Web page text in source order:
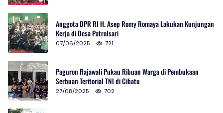
Anggota DPR RI H. Asep Romy Romaya Lakukan Kunjungan
Kerja di Desa Patrolsari
07/06/2025 721
Paguron Rajawali Pukau Ribuan Warga di Pembukaan
Serbuan Teritorial TNI di Cibatu
27/08/2025 702